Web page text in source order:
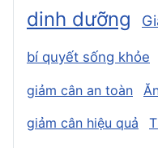
dinh dưỡng
bí quyết sống khỏe
giảm cân an toàn
giảm cân hiệu quả